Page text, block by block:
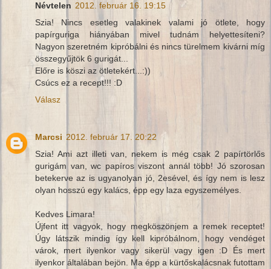
Névtelen 2012. február 16. 19:15
Szia! Nincs esetleg valakinek valami jó ötlete, hogy
papírguriga hiányában mivel tudnám helyettesíteni?
Nagyon szeretném kipróbálni és nincs türelmem kivárni míg
összegyűjtök 6 gurigát...
Előre is köszi az ötletekért...:))
Csúcs ez a recept!!! :D
Válasz
Marcsi 2012. február 17. 20:22
Szia! Ami azt illeti van, nekem is még csak 2 papírtörlős
gurigám van, wc papíros viszont annál több! Jó szorosan
betekerve az is ugyanolyan jó, 2esével, és így nem is lesz
olyan hosszú egy kalács, épp egy laza egyszemélyes.
Kedves Limara!
Újfent itt vagyok, hogy megköszönjem a remek receptet!
Úgy látszik mindig így kell kipróbálnom, hogy vendéget
várok, mert ilyenkor vagy sikerül vagy igen :D És mert
ilyenkor általában bejön. Ma épp a kürtőskalácsnak futottam